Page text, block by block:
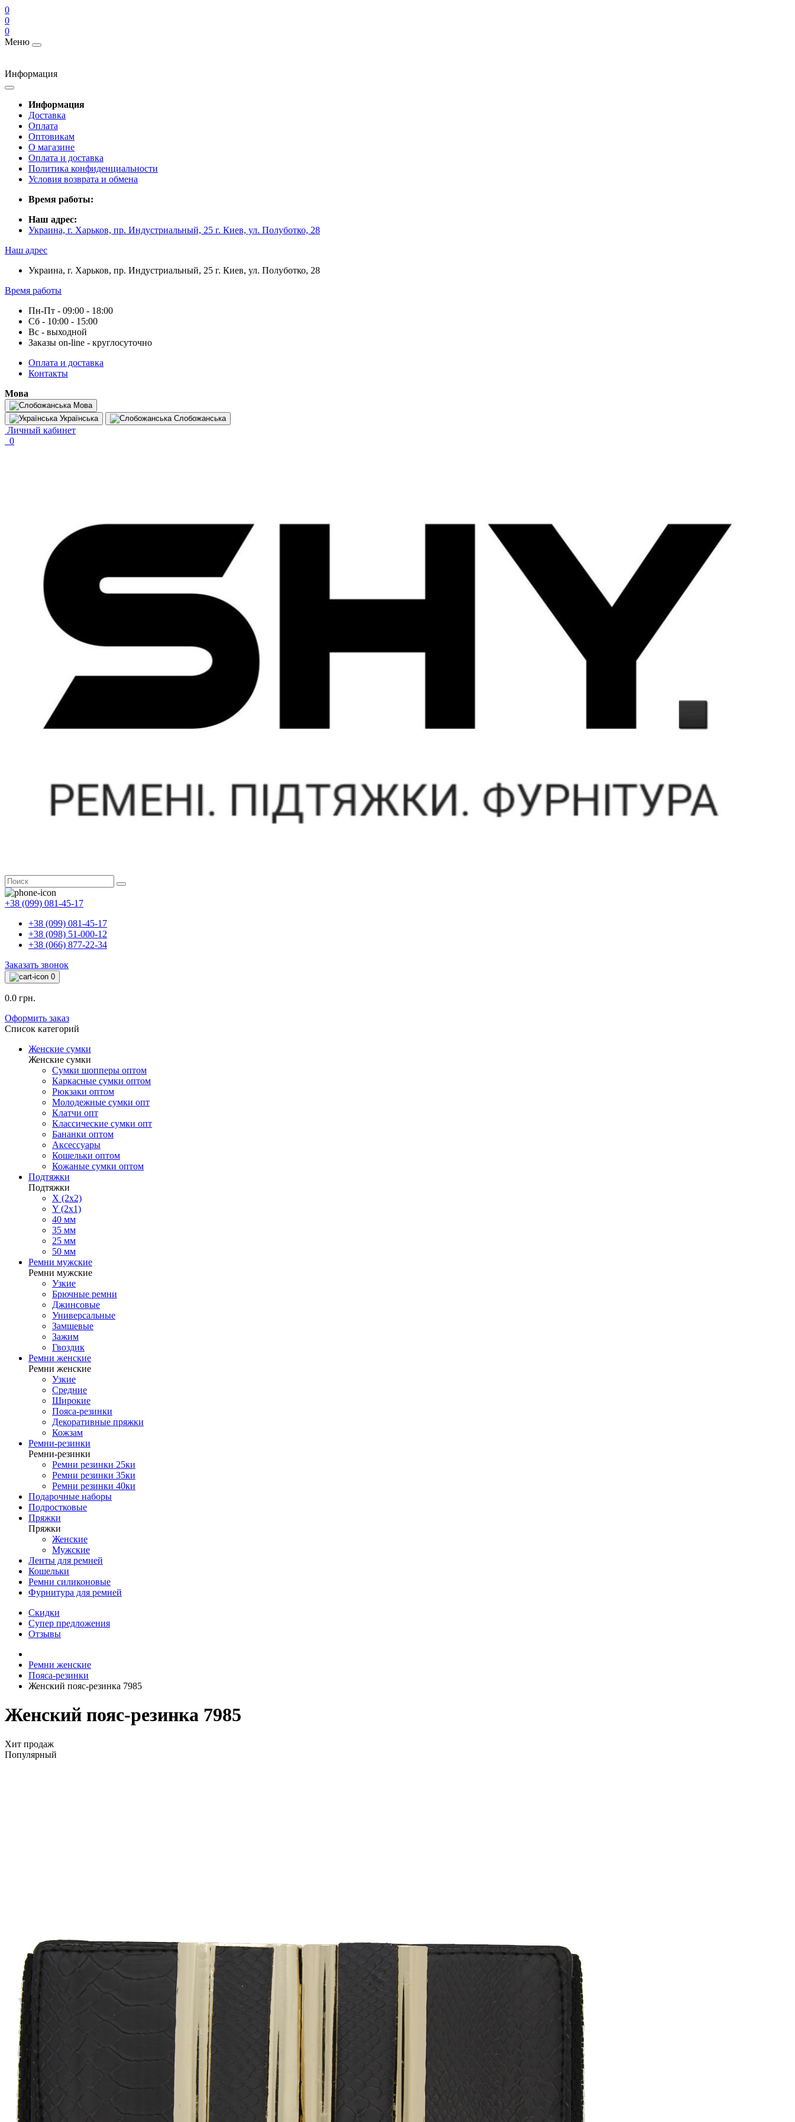
0
0
0
Меню
Информация
Информация
Доставка
Оплата
Оптовикам
О магазине
Оплата и доставка
Политика конфиденциальности
Условия возврата и обмена
Время работы:
Наш адрес:
Украина, г. Харьков, пр. Индустриальный, 25 г. Киев, ул. Полуботко, 28
Наш адрес
Украина, г. Харьков, пр. Индустриальный, 25 г. Киев, ул. Полуботко, 28
Время работы
Пн-Пт - 09:00 - 18:00
Сб - 10:00 - 15:00
Вс - выходной
Заказы on-line - круглосуточно
Оплата и доставка
Контакты
Мова
Мова
Українська
Слобожанська
Личный кабинет
0
+38 (099) 081-45-17
+38 (099) 081-45-17
+38 (098) 51-000-12
+38 (066) 877-22-34
Заказать звонок
0
0.0 грн.
Оформить заказ
Список категорий
Женские сумки
Женские сумки
Сумки шопперы оптом
Каркасные сумки оптом
Рюкзаки оптом
Молодежные сумки опт
Клатчи опт
Классические сумки опт
Бананки оптом
Аксессуары
Кошельки оптом
Кожаные сумки оптом
Подтяжки
Подтяжки
X (2x2)
Y (2x1)
40 мм
35 мм
25 мм
50 мм
Ремни мужские
Ремни мужские
Узкие
Брючные ремни
Джинсовые
Универсальные
Замшевые
Зажим
Гвоздик
Ремни женские
Ремни женские
Узкие
Средние
Широкие
Пояса-резинки
Декоративные пряжки
Кожзам
Ремни-резинки
Ремни-резинки
Ремни резинки 25ки
Ремни резинки 35ки
Ремни резинки 40ки
Подарочные наборы
Подростковые
Пряжки
Пряжки
Женские
Мужские
Ленты для ремней
Кошельки
Ремни силиконовые
Фурнитура для ремней
Скидки
Супер предложения
Отзывы
Ремни женские
Пояса-резинки
Женский пояс-резинка 7985
Женский пояс-резинка 7985
Хит продаж
Популярный